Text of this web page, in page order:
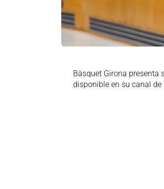
Bàsquet Girona presenta
disponible en su canal de